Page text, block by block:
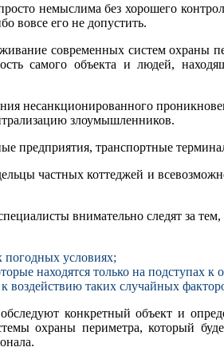
немыслима без хорошего
вовсе его не допустить.
современных систем охраны
самого объекта и людей,
несанкционированного
злоумышленников.
предприятия, транспортные
частных коттеджей и
внимательно следят за тем,
погодных условиях;
находятся только на подступах к
таких случайных
конкретный объект и
охраны периметра, который